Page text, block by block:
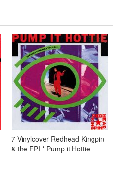
7 Vinylcover Redhead Kingpin
& the FPI * Pump it Hottie